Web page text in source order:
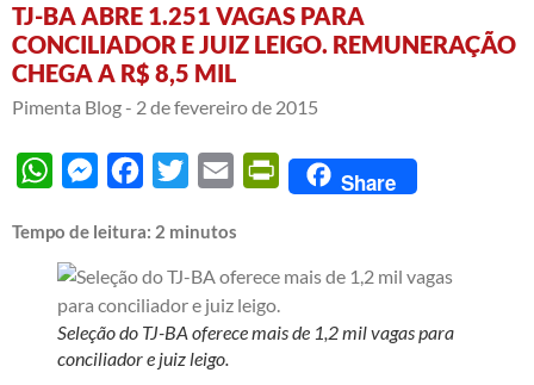
TJ-BA ABRE 1.251 VAGAS PARA
CONCILIADOR E JUIZ LEIGO. REMUNERAÇÃO
CHEGA A R$ 8,5 MIL
Pimenta Blog - 2 de fevereiro de 2015
WhatsAppMessengerFacebook
Twitter Email PrintFriendly
Share
Tempo de leitura: 2 minutos
Seleção do TJ-BA oferece mais de 1,2 mil vagas para
conciliador e juiz leigo.